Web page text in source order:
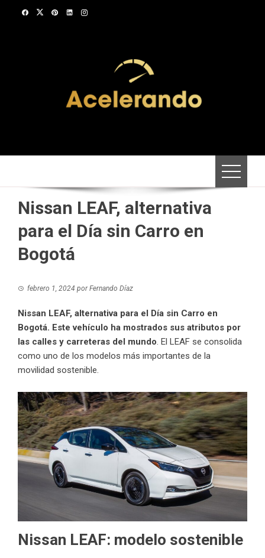
Nissan LEAF, alternativa
para el Día sin Carro en
Bogotá
febrero 1, 2024 porFernando Díaz
Nissan LEAF, alternativa para el Día sin Carro en
Bogotá. Este vehículo ha mostrados sus atributos por
las calles y carreteras del mundo. El LEAF se consolida
como uno de los modelos más importantes de la
movilidad sostenible.
Nissan LEAF: modelo sostenible